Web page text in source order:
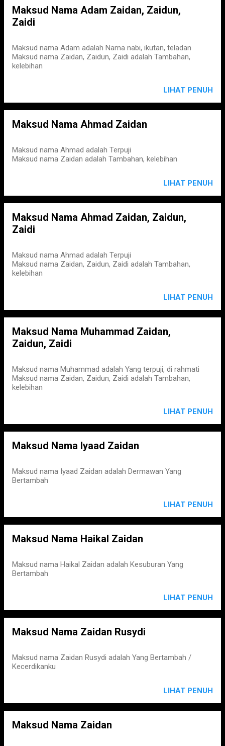
Maksud Nama Adam Zaidan, Zaidun,
Zaidi
Maksud nama Adam adalah Nama nabi, ikutan, teladan
Maksud nama Zaidan, Zaidun, Zaidi adalah Tambahan,
kelebihan
LIHAT PENUH
Maksud Nama Ahmad Zaidan
Maksud nama Ahmad adalah Terpuji
Maksud nama Zaidan adalah Tambahan, kelebihan
LIHAT PENUH
Maksud Nama Ahmad Zaidan, Zaidun,
Zaidi
Maksud nama Ahmad adalah Terpuji
Maksud nama Zaidan, Zaidun, Zaidi adalah Tambahan,
kelebihan
LIHAT PENUH
Maksud Nama Muhammad Zaidan,
Zaidun, Zaidi
Maksud nama Muhammad adalah Yang terpuji, di rahmati
Maksud nama Zaidan, Zaidun, Zaidi adalah Tambahan,
kelebihan
LIHAT PENUH
Maksud Nama Iyaad Zaidan
Maksud nama Iyaad Zaidan adalah Dermawan Yang
Bertambah
LIHAT PENUH
Maksud Nama Haikal Zaidan
Maksud nama Haikal Zaidan adalah Kesuburan Yang
Bertambah
LIHAT PENUH
Maksud Nama Zaidan Rusydi
Maksud nama Zaidan Rusydi adalah Yang Bertambah /
Kecerdikanku
LIHAT PENUH
Maksud Nama Zaidan